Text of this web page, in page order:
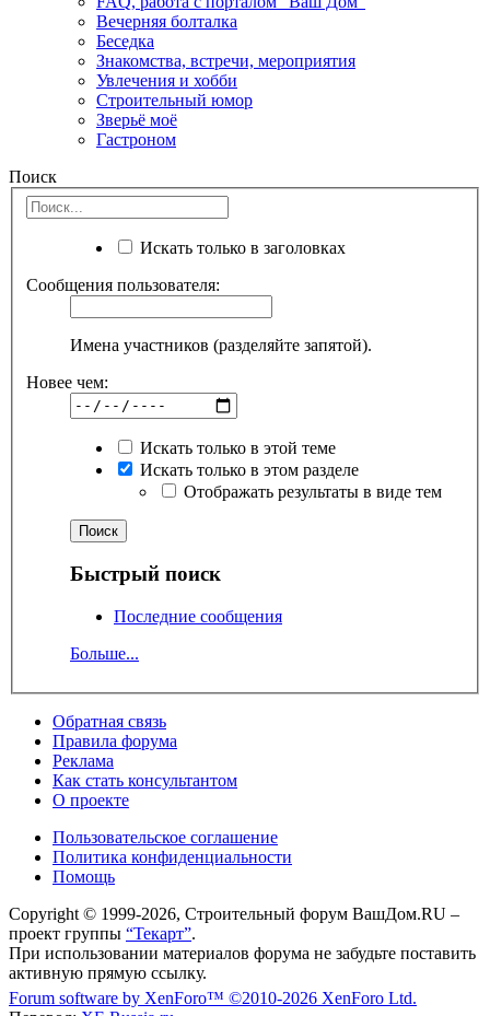
Вечерняя болталка
Беседка
Знакомства, встречи, мероприятия
Увлечения и хобби
Строительный юмор
Зверьё моё
Гастроном
Поиск
Искать только в заголовках
Сообщения пользователя:
Имена участников (разделяйте запятой).
Новее чем:
Искать только в этой теме
Искать только в этом разделе
Отображать результаты в виде тем
Быстрый поиск
Последние сообщения
Больше...
Обратная связь
Правила форума
Реклама
Как стать консультантом
О проекте
Пользовательское соглашение
Политика конфиденциальности
Помощь
Copyright © 1999-2026, Строительный форум ВашДом.RU –
проект группы “Текарт”.
При использовании материалов форума не забудьте поставить
активную прямую ссылку.
Forum software by XenForo™ ©2010-2026 XenForo Ltd.